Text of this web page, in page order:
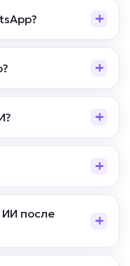
после